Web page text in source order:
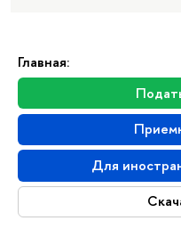
Главная:
Для